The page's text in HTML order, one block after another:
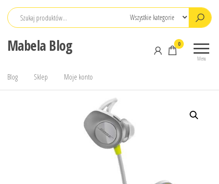
Przejdź
Mabela Blog
Menu
0
Blog Sklep Moje konto